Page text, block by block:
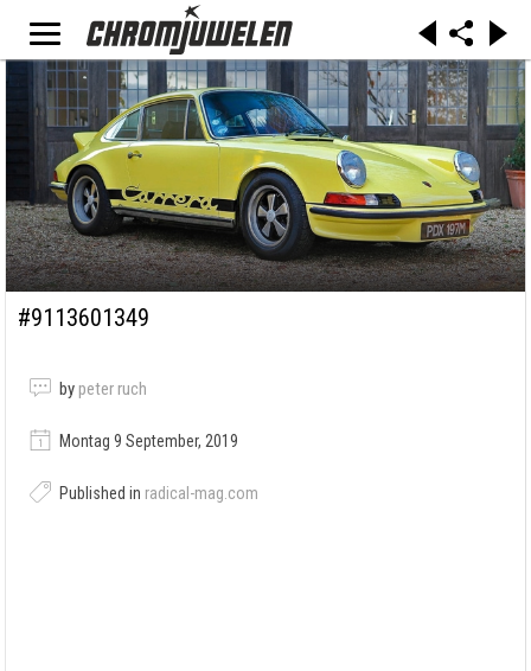
#9113601349
by peter ruch
Montag 9 September, 2019
Published in radical-mag.com